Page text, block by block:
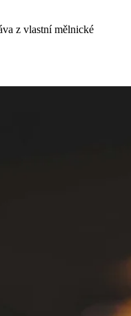
z vlastní mělnické